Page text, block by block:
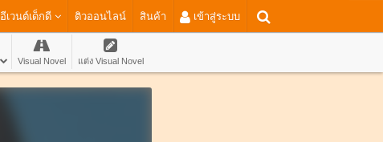
อีเวนต์เด็กดี ติวออนไลน์ สินค้า เข้าสู่ระบบ
Visual Novel แต่ง Visual Novel